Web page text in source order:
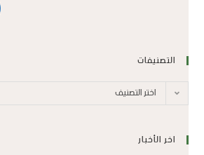
التصنيفات
اختر التصنيف
اخر الأخبار